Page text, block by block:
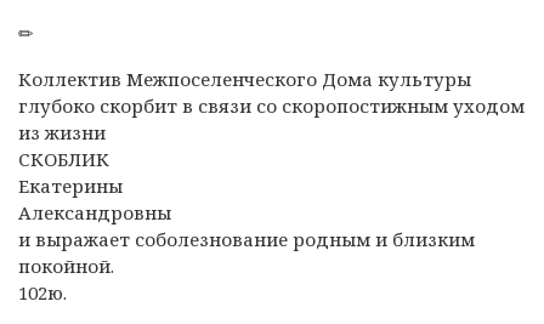
✏
Коллектив Межпоселенческого Дома культуры
глубоко скорбит в связи со скоропостижным уходом
из жизни
СКОБЛИК
Екатерины
Александровны
и выражает соболезнование родным и близким
покойной.
102ю.